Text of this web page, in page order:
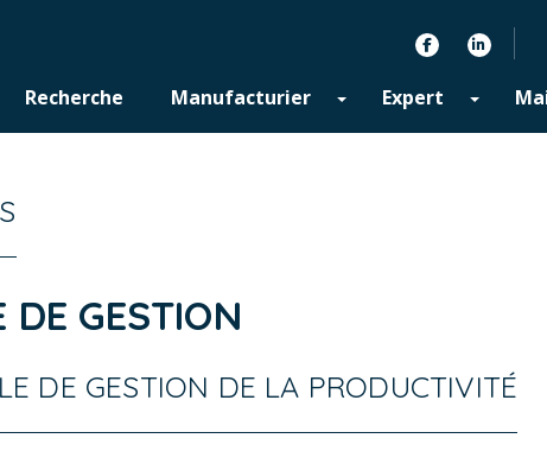
facebooklinkedin
Recherche Manufacturier Expert
DE GESTION
DE GESTION DE LA PRODUCTIVITÉ